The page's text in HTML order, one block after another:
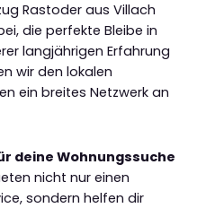
Rastoder aus Villach
die perfekte Bleibe in
langjährigen Erfahrung
wir den lokalen
ein breites Netzwerk an
deine Wohnungssuche
nicht nur einen
sondern helfen dir